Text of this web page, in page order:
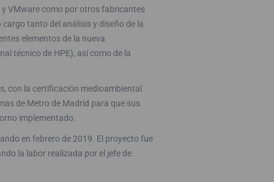
VMware como por otros fabricantes
tanto del análisis y diseño de la
elementos de la nueva
técnico de HPE), así como de la
con la certificación medioambiental
de Metro de Madrid para que sus
implementado.
en febrero de 2019. El proyecto fue
la labor realizada por el jefe de